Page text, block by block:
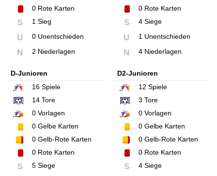
0 Rote Karten
S 1 Sieg
U 0 Unentschieden
N 2 Niederlagen
0Rote Karten
S 4 Siege
U 1 Unentschieden
N 4 Niederlagen
D-Junioren
16 Spiele
14 Tore
0 Vorlagen
0 Gelbe Karten
0 Gelb-Rote Karten
0 Rote Karten
S 5 Siege
D2-Junioren
12 Spiele
3 Tore
0Vorlagen
0Gelbe Karten
0Gelb-Rote Karten
0Rote Karten
S 4 Siege